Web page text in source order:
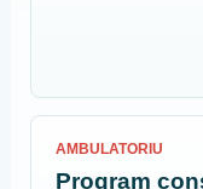
AMBULATORIU
Program